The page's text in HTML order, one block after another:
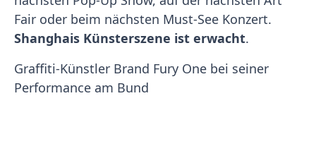
Fair oder beim nächsten Must-See Konzert.
Shanghais Künsterszene ist erwacht.
Graffiti-Künstler Brand Fury One bei seiner
Performance am Bund